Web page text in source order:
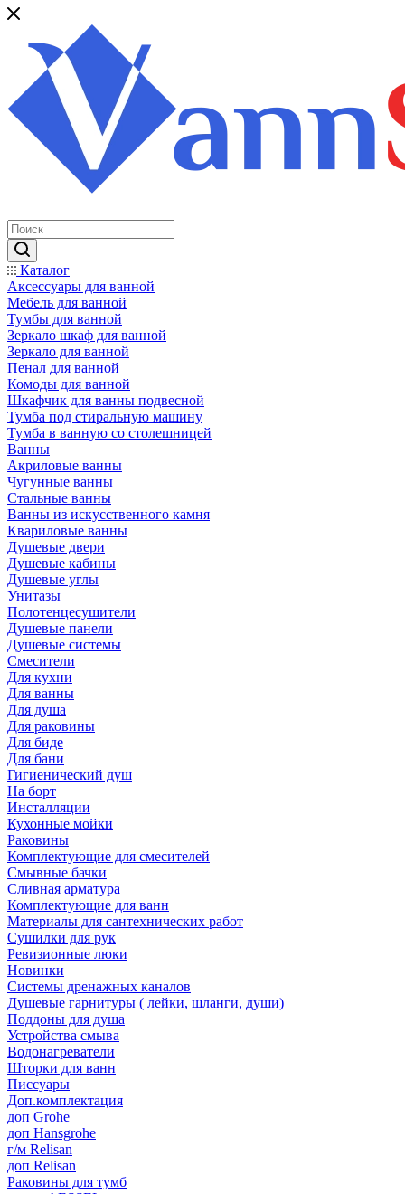
Каталог
Аксессуары для ванной
Мебель для ванной
Тумбы для ванной
Зеркало шкаф для ванной
Зеркало для ванной
Пенал для ванной
Комоды для ванной
Шкафчик для ванны подвесной
Тумба под стиральную машину
Тумба в ванную со столешницей
Ванны
Акриловые ванны
Чугунные ванны
Стальные ванны
Ванны из искусственного камня
Квариловые ванны
Душевые двери
Душевые кабины
Душевые углы
Унитазы
Полотенцесушители
Душевые панели
Душевые системы
Смесители
Для кухни
Для ванны
Для душа
Для раковины
Для биде
Для бани
Гигиенический душ
На борт
Инсталляции
Кухонные мойки
Раковины
Комплектующие для смесителей
Смывные бачки
Сливная арматура
Комплектующие для ванн
Материалы для сантехнических работ
Сушилки для рук
Ревизионные люки
Новинки
Системы дренажных каналов
Душевые гарнитуры ( лейки, шланги, души)
Поддоны для душа
Устройства смыва
Водонагреватели
Шторки для ванн
Писсуары
Доп.комплектация
доп Grohe
доп Hansgrohe
г/м Relisan
доп Relisan
Раковины для тумб